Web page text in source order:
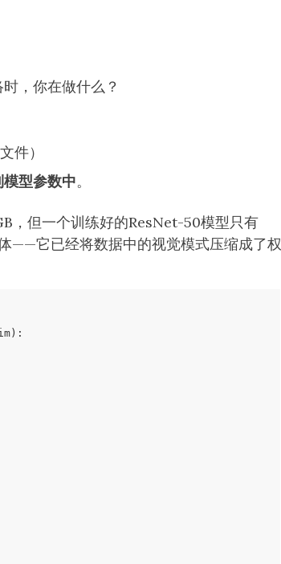
，你在做什么？
件）
型参数中。
，但一个训练好的ResNet-50模型只有
——它已经将数据中的视觉模式压缩成了权
) :